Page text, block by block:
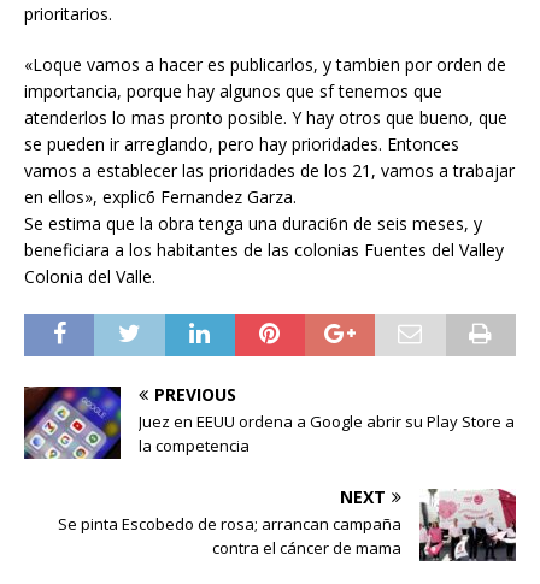
prioritarios.
«Loque vamos a hacer es publicarlos, y tambien por orden de
importancia, porque hay algunos que sf tenemos que
atenderlos lo mas pronto posible. Y hay otros que bueno, que
se pueden ir arreglando, pero hay prioridades. Entonces
vamos a establecer las prioridades de los 21, vamos a trabajar
en ellos», explic6 Fernandez Garza.
Se estima que la obra tenga una duraci6n de seis meses, y
beneficiara a los habitantes de las colonias Fuentes del Valley
Colonia del Valle.
PREVIOUS
Juez en EEUU ordena a Google abrir su Play Store a
la competencia
NEXT
Se pinta Escobedo de rosa; arrancan campaña
contra el cáncer de mama